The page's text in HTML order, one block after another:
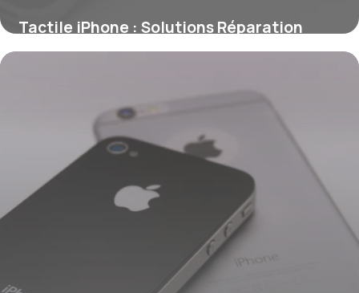
Tactile iPhone : Solutions Réparation
2026